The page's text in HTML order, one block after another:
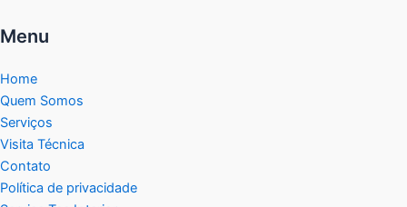
Menu
Home
Quem Somos
Serviços
Visita Técnica
Contato
Política de privacidade